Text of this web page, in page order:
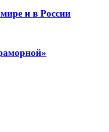
и в России